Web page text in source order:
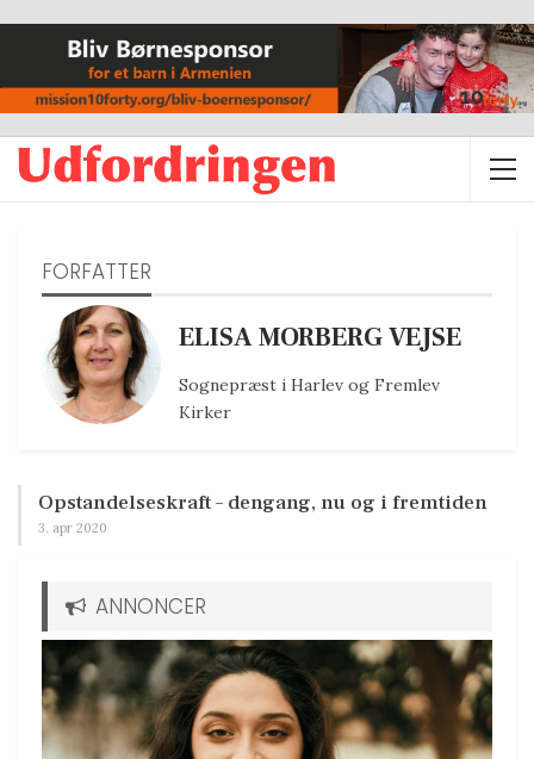
FORFATTER
ELISA MORBERG VEJSE
Sognepræst i Harlev og Fremlev
Kirker
Opstandelseskraft – dengang, nu og i fremtiden
3. apr 2020
ANNONCER